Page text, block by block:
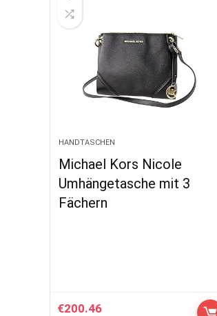
HANDTASCHEN
Michael Kors Nicole
Umhängetasche mit 3
Fächern
€200.46